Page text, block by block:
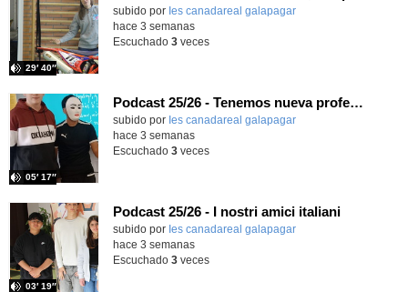
subido por Ies canadareal galapagar
29′ 40″
-
hace 3 semanas
Escuchado 3veces
Podcast 25/26 - Tenemos nueva profesora de Griego ¿Conoces a María Eugenia?
subido por Ies canadareal galapagar
05′ 17″
-
hace 3 semanas
Escuchado 3veces
Podcast 25/26 - I nostri amici italiani
subido por Ies canadareal galapagar
03′ 19″
-
hace 3 semanas
Escuchado 3veces